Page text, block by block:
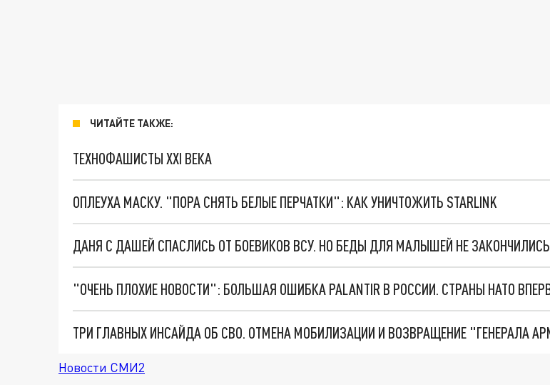
ЧИТАЙТЕ ТАКЖЕ:
ТЕХНОФАШИСТЫ XXI ВЕКА
ОПЛЕУХА МАСКУ. "ПОРА СНЯТЬ БЕЛЫЕ ПЕРЧАТКИ": КАК УНИЧТОЖИТЬ STARLINK
ДАНЯ С ДАШЕЙ СПАСЛИСЬ ОТ БОЕВИКОВ ВСУ. НО БЕДЫ ДЛЯ МАЛЫШЕЙ НЕ ЗАКОНЧИЛИСЬ
Новости СМИ2